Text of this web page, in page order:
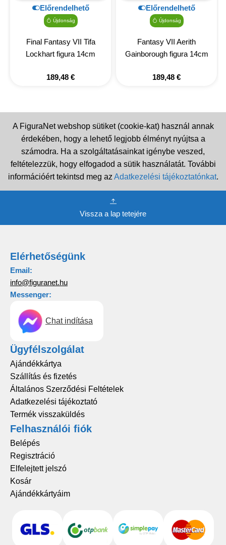
Előrendelhető
Újdonság
Final Fantasy VII Tifa
Lockhart figura 14cm
189,48 €
Előrendelhető
Újdonság
Fantasy VII Aerith
Gainborough figura 14cm
189,48 €
A FiguraNet webshop sütiket (cookie-kat) használ annak
érdekében, hogy a lehető legjobb élményt nyújtsa a
számodra. Ha a szolgáltatásainkat igénybe veszed,
feltételezzük, hogy elfogadod a sütik használatát. További
információért tekintsd meg az Adatkezelési tájékoztatónkat.
Vissza a lap tetejére
Elérhetőségünk
Email:
info@figuranet.hu
Messenger:
Chat indítása
Ügyfélszolgálat
Ajándékkártya
Szállítás és fizetés
Általános Szerződési Feltételek
Adatkezelési tájékoztató
Termék visszaküldés
Felhasználói fiók
Belépés
Regisztráció
Elfelejtett jelszó
Kosár
Ajándékkártyáim